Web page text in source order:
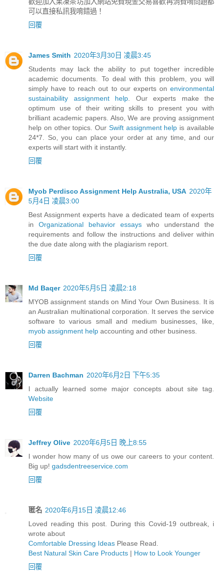
可以直接私訊我唷錯過！
回覆
James Smith 2020年3月30日 凌晨3:45
Students may lack the ability to put together incredible
academic documents. To deal with this problem, you will
simply have to reach out to our experts on environmental
sustainability assignment help . Our experts make the
optimum use of their writing skills to present you with
brilliant academic papers. Also, We are proving assignment
help on other topics. Our Swift assignment help is available
24*7. So, you can place your order at any time, and our
experts will start with it instantly.
回覆
Myob Perdisco Assignment Help Australia, USA 2020年
5月4日 凌晨3:00
Best Assignment experts have a dedicated team of experts
in Organizational behavior essays who understand the
requirements and follow the instructions and deliver within
the due date along with the plagiarism report.
回覆
Md Baqer 2020年5月5日 凌晨2:18
MYOB assignment stands on Mind Your Own Business. It is
an Australian multinational corporation. It serves the service
software to various small and medium businesses, like,
myob assignment help accounting and other business.
回覆
Darren Bachman 2020年6月2日 下午5:35
I actually learned some major concepts about site tag.
Website
回覆
Jeffrey Olive 2020年6月5日 晚上8:55
I wonder how many of us owe our careers to your content.
Big up! gadsdentreeservice.com
回覆
匿名 2020年6月15日 凌晨12:46
Loved reading this post. During this Covid-19 outbreak, i
wrote about
Comfortable Dressing Ideas Please Read.
Best Natural Skin Care Products | How to Look Younger
回覆